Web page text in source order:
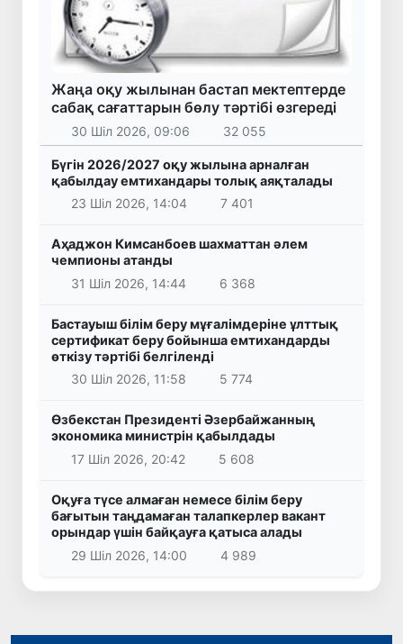
Жаңа оқу жылынан бастап мектептерде
сабақ сағаттарын бөлу тәртібі өзгереді
30 Шіл 2026, 09:06 32 055
Бүгін 2026/2027 оқу жылына арналған
қабылдау емтихандары толық аяқталады
23 Шіл 2026, 14:04
7 401
Аҳаджон Кимсанбоев шахматтан әлем
чемпионы атанды
31 Шіл 2026, 14:44
6 368
Бастауыш білім беру мұғалімдеріне ұлттық
сертификат беру бойынша емтихандарды
өткізу тәртібі белгіленді
30 Шіл 2026, 11:58
5 774
Өзбекстан Президенті Әзербайжанның
экономика министрін қабылдады
17 Шіл 2026, 20:42
5 608
Оқуға түсе алмаған немесе білім беру
бағытын таңдамаған талапкерлер вакант
орындар үшін байқауға қатыса алады
29 Шіл 2026, 14:00
4 989